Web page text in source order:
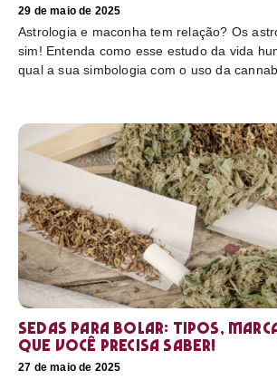
29 de maio de 2025
Astrologia e maconha tem relação? Os
sim! Entenda como esse estudo da vida
qual a sua simbologia com o uso da
Sedas para bolar: tipos,
que você precisa saber!
27 de maio de 2025